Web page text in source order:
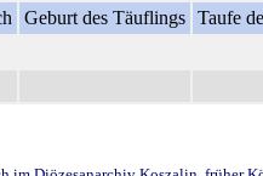
Geburt des Täuflings Taufe